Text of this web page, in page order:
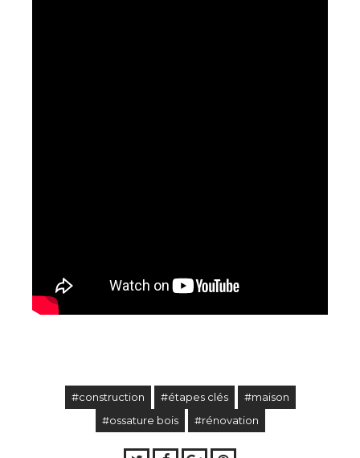
#construction #étapes clés
#maison
#ossature bois
#rénovation